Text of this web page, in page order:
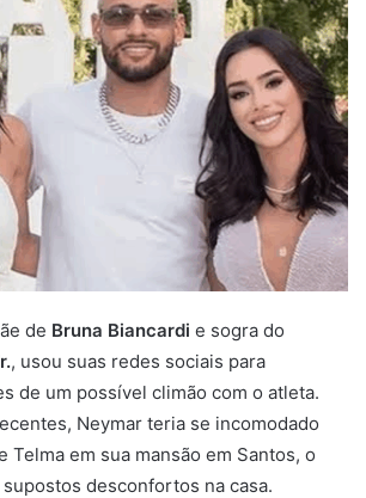
de Bruna Biancardi e sogra do
, usou suas redes sociais para
de um possível climão com o atleta.
Neymar teria se incomodado
Telma em sua mansão em Santos, o
desconfortos na casa.